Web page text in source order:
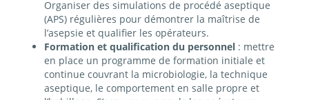
Organiser des simulations de procédé aseptique
(APS) régulières pour démontrer la maîtrise de
l’asepsie et qualifier les opérateurs.
Formation et qualification du personnel: mettre
en place un programme de formation initiale et
continue couvrant la microbiologie, la technique
aseptique, le comportement en salle propre et